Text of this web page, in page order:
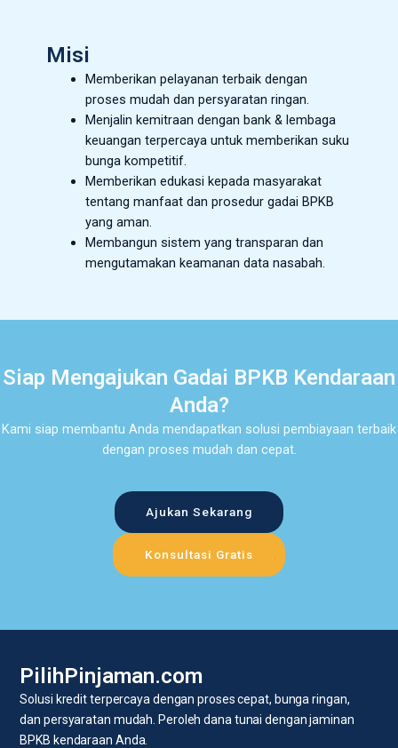
Misi
Memberikan pelayanan terbaik dengan
proses mudah dan persyaratan ringan.
Menjalin kemitraan dengan bank & lembaga
keuangan terpercaya untuk memberikan suku
bunga kompetitif.
Memberikan edukasi kepada masyarakat
tentang manfaat dan prosedur gadai BPKB
yang aman.
Membangun sistem yang transparan dan
mengutamakan keamanan data nasabah.
Siap Mengajukan Gadai BPKB Kendaraan
Anda?
Kami siap membantu Anda mendapatkan solusi pembiayaan terbaik
dengan proses mudah dan cepat.
Ajukan Sekarang
Konsultasi Gratis
PilihPinjaman.com
Solusi kredit terpercaya dengan proses cepat, bunga ringan,
dan persyaratan mudah. Peroleh dana tunai dengan jaminan
BPKB kendaraan Anda.